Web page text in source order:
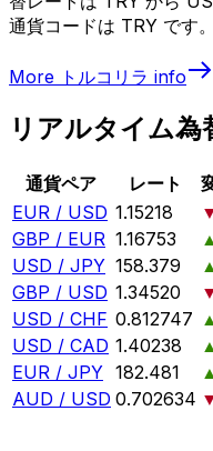
通貨コードは TRY です
More トルコリラ info
リアルタイム為
通貨ペア レート
EUR / USD 1.15218
GBP / EUR 1.16753
USD / JPY 158.379
GBP / USD 1.34520
USD / CHF 0.812747
USD / CAD 1.40238
EUR / JPY 182.481
AUD / USD 0.702634